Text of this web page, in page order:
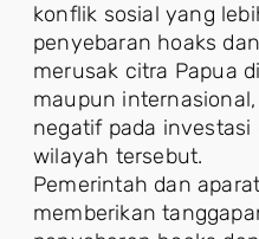
konflik sosial yang
penyebaran hoaks
merusak citra Papua
maupun
negatif pada
wilayah tersebut.
Pemerintah dan
memberikan